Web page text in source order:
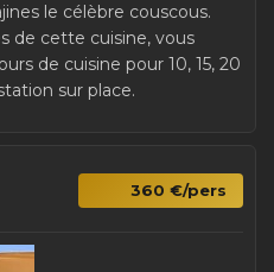
le célèbre couscous.
de cette cuisine, vous
de cuisine pour 10, 15, 20
sur place.
360 €/pers